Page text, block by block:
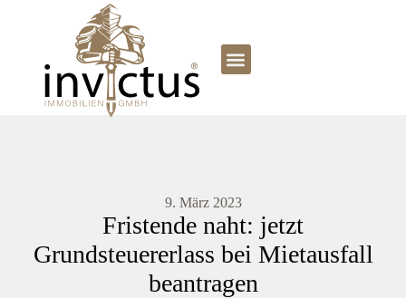
9. März 2023
Fristende naht: jetzt
Grundsteuererlass bei Mietausfall
beantragen